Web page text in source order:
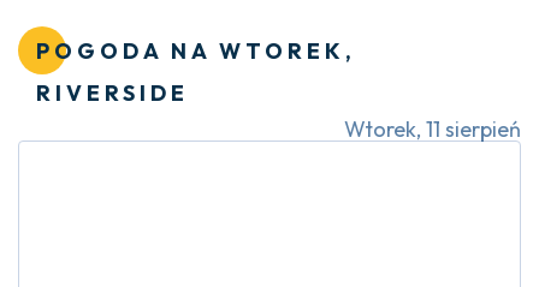
POGODA NA WTOREK,
RIVERSIDE
Wtorek, 11 sierpień